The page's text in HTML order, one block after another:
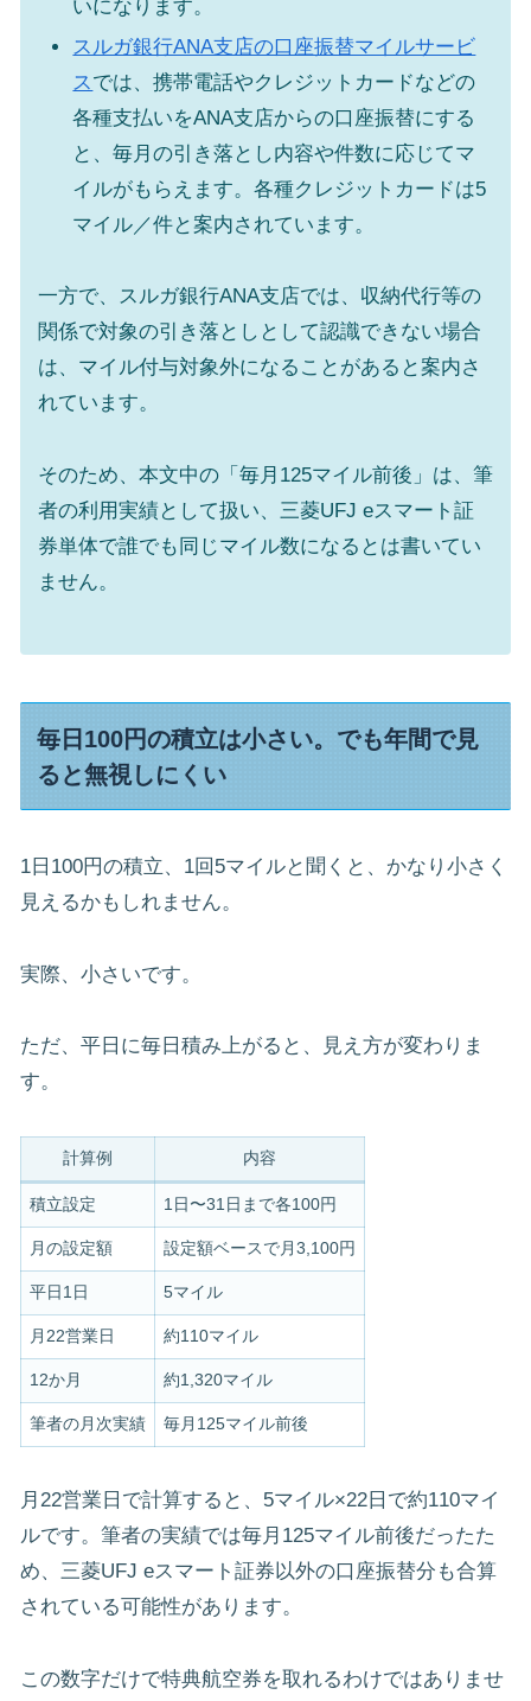
いになります。
スルガ銀行ANA支店の口座振替マイルサービ
スでは、携帯電話やクレジットカードなどの
各種支払いをANA支店からの口座振替にする
と、毎月の引き落とし内容や件数に応じてマ
イルがもらえます。各種クレジットカードは5
マイル／件と案内されています。
一方で、スルガ銀行ANA支店では、収納代行等の
関係で対象の引き落としとして認識できない場合
は、マイル付与対象外になることがあると案内さ
れています。
そのため、本文中の「毎月125マイル前後」は、筆
者の利用実績として扱い、三菱UFJ eスマート証
券単体で誰でも同じマイル数になるとは書いてい
ません。
毎日100円の積立は小さい。でも年間で見
ると無視しにくい
1日100円の積立、1回5マイルと聞くと、かなり小さく
見えるかもしれません。
実際、小さいです。
ただ、平日に毎日積み上がると、見え方が変わりま
す。
計算例 内容
積立設定 1日〜31日まで各100円
月の設定額 設定額ベースで月3,100円
平日1日 5マイル
月22営業日 約110マイル
12か月 約1,320マイル
筆者の月次実績 毎月125マイル前後
月22営業日で計算すると、5マイル×22日で約110マイ
ルです。筆者の実績では毎月125マイル前後だったた
め、三菱UFJ eスマート証券以外の口座振替分も合算
されている可能性があります。
この数字だけで特典航空券を取れるわけではありませ